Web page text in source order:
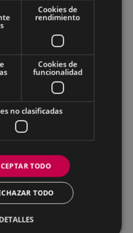
Gune Morea estará
con ampliación
telefónica
Cookies de
rendimiento
Cookies de
funcionalidad
no clasificadas
TODO
TODO